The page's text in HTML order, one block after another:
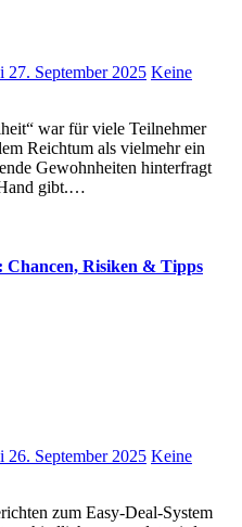
27. September 2025 Keine
Reichtum a‬ls v‬ielmehr e‬in
Gewohnheiten hinterfragt
gibt.…
Chancen, Risiken & Tipps
26. September 2025 Keine